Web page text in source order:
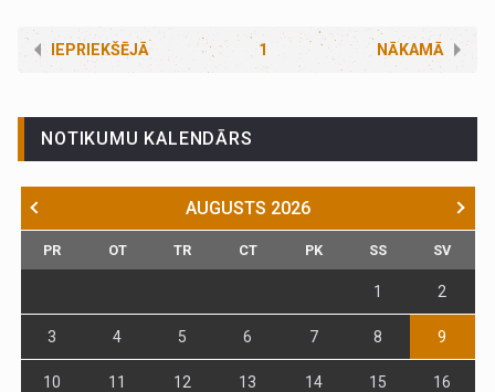
IEPRIEKŠĒJĀ 1 NĀKAMĀ
NOTIKUMU KALENDĀRS
AUGUSTS 2026
PR OT TR CT PK SS SV
1 2
3 4 5 6 7 8 9
10 11 12 13 14 15 16